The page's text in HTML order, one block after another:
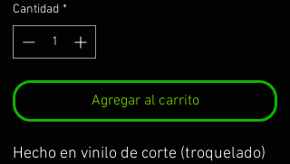
Cantidad *
Agregar al carrito
Hecho en vinilo de corte (troquelado)